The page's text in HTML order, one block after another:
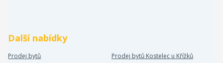
Další nabídky
Prodej bytů
Prodej bytů Kostelec u Křížků